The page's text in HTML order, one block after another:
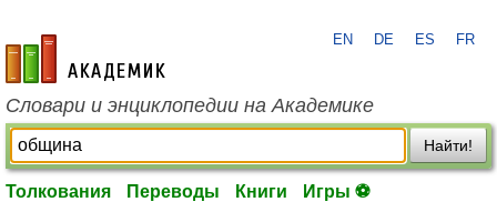
academic.ru
EN DE ES FR
Словари и энциклопедии на Академике
Найти!
Толкования Переводы Книги Игры ⚽